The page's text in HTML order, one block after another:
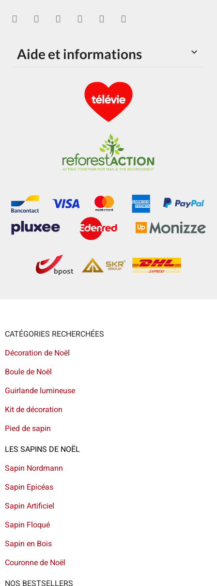

Aide et informations
CATÉGORIES RECHERCHÉES
Décoration de Noël
Boule de Noël
Guirlande lumineuse
Kit de décoration
Pied de sapin
LES SAPINS DE NOËL
Sapin Nordmann
Sapin Epicéas
Sapin Artificiel
Sapin Floqué
Sapin en Bois
Couronne de Noël
NOS BESTSELLERS